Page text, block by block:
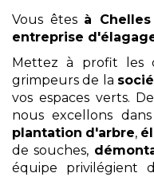
Vous êtes à
entreprise
Mettez à profit les
grimpeurs de la
vos espaces verts.
nous excellons
plantation d'arbre,
de souches,
équipe privilégient